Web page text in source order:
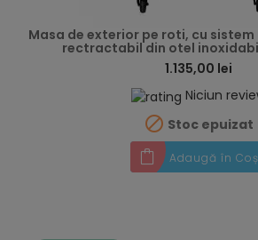
Masa de exterior pe roti, cu
rectractabil din otel
1.135,00 lei
Niciun
 Stoc epuizat
Adaugă în Coș